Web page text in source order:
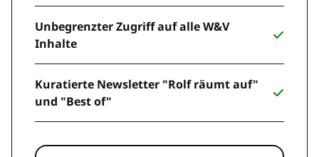
Unbegrenzter Zugriff auf alle W&V
Inhalte
Kuratierte Newsletter "Rolf räumt auf"
und "Best of"